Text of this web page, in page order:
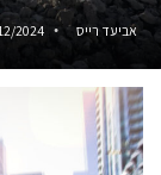
אביעד רייס 2024